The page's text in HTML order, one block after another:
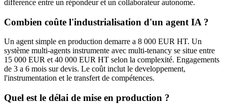
difference entre un répondeur et un collaborateur autonome.
Combien coûte l'industrialisation d'un agent IA ?
Un agent simple en production demarre a 8 000 EUR HT. Un
système multi-agents instrumente avec multi-tenancy se situe entre
15 000 EUR et 40 000 EUR HT selon la complexité. Engagements
de 3 a 6 mois sur devis. Le coût inclut le developpement,
l'instrumentation et le transfert de compétences.
Quel est le délai de mise en production ?